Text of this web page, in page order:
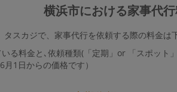
横浜市における家事代
タスカジで、家事代行を依頼する際の料金は
る料金と､依頼種類(「定期」or 「スポット
1日からの価格です）